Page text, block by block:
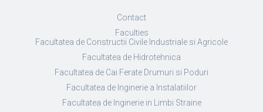
Contact
Faculties
Facultatea de Constructii Civile Industriale si Agricole
Facultatea de Hidrotehnica
Facultatea de Cai Ferate Drumuri si Poduri
Facultatea de Inginerie a Instalatiilor
Facultatea de Inginerie in Limbi Straine